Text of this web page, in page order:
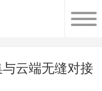
云端无缝对接